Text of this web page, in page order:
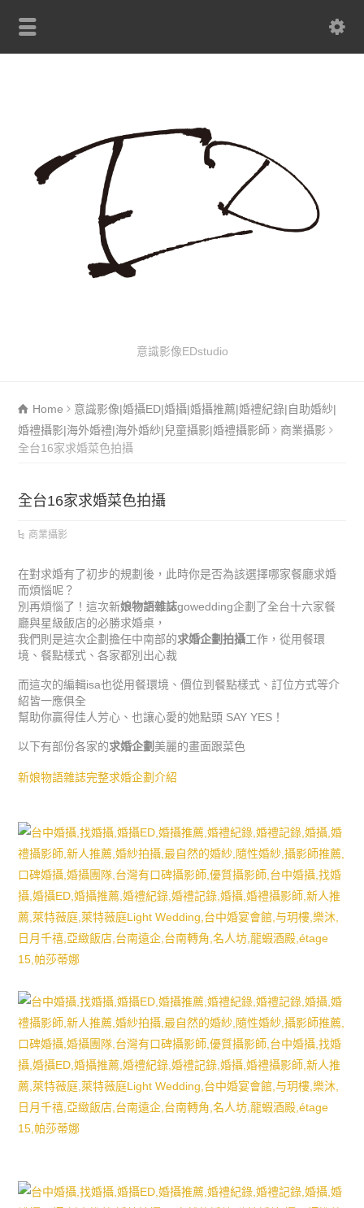
意識影像EDstudio
Home
意識影像|婚攝ED|婚攝|婚攝推薦|婚禮紀錄|自助婚紗|
婚禮攝影|海外婚禮|海外婚紗|兒童攝影|婚禮攝影師
商業攝影
全台16家求婚菜色拍攝
全台16家求婚菜色拍攝
商業攝影
在對求婚有了初步的規劃後，此時你是否為該選擇哪家餐廳求婚
而煩惱呢？
別再煩惱了！這次新娘物語雜誌gowedding企劃了全台十六家餐
廳與星級飯店的必勝求婚桌，
我們則是這次企劃擔任中南部的求婚企劃拍攝工作，從用餐環
境、餐點樣式、各家都別出心裁
而這次的編輯isa也從用餐環境、價位到餐點樣式、訂位方式等介
紹皆一應俱全
幫助你贏得佳人芳心、也讓心愛的她點頭 SAY YES！
以下有部份各家的求婚企劃美麗的畫面跟菜色
新娘物語雜誌完整求婚企劃介紹